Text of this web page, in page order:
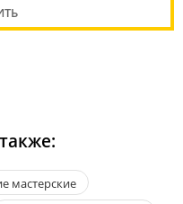
мастерские